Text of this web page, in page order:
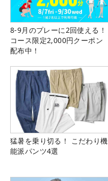
8-9月のプレーに2回使える！
コース限定2,000円クーポン
配布中！
猛暑を乗り切る！ こだわり機
能派パンツ4選